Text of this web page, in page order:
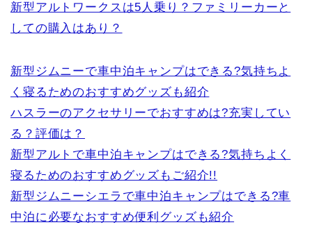
新型アルトワークスは5人乗り？ファミリーカーと
しての購入はあり？
新型ジムニーで車中泊キャンプはできる?気持ちよ
く寝るためのおすすめグッズも紹介
ハスラーのアクセサリーでおすすめは?充実してい
る？評価は？
新型アルトで車中泊キャンプはできる?気持ちよく
寝るためのおすすめグッズもご紹介!!
新型ジムニーシエラで車中泊キャンプはできる?車
中泊に必要なおすすめ便利グッズも紹介